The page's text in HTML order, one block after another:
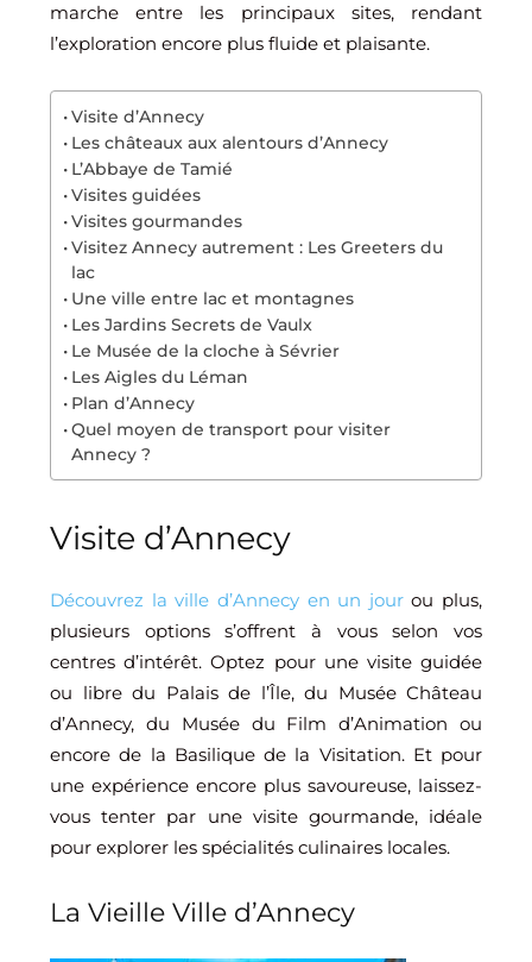
marche entre les principaux sites, rendant
l’exploration encore plus fluide et plaisante.
Visite d’Annecy
Les châteaux aux alentours d’Annecy
L’Abbaye de Tamié
Visites guidées
Visites gourmandes
Visitez Annecy autrement : Les Greeters du
lac
Une ville entre lac et montagnes
Les Jardins Secrets de Vaulx
Le Musée de la cloche à Sévrier
Les Aigles du Léman
Plan d’Annecy
Quel moyen de transport pour visiter
Annecy ?
Visite d’Annecy
Découvrez la ville d’Annecy en un jourou plus,
plusieurs options s’offrent à vous selon vos
centres d’intérêt. Optez pour une visite guidée
ou libre du Palais de l’Île, du Musée Château
d’Annecy, du Musée du Film d’Animation ou
encore de la Basilique de la Visitation. Et pour
une expérience encore plus savoureuse, laissez-
vous tenter par une visite gourmande, idéale
pour explorer les spécialités culinaires locales.
La Vieille Ville d’Annecy